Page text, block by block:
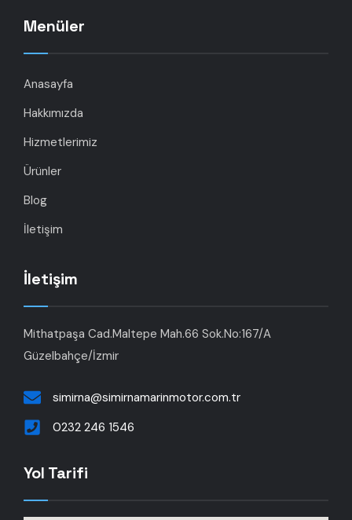
Menüler
Anasayfa
Hakkımızda
Hizmetlerimiz
Ürünler
Blog
İletişim
İletişim
Mithatpaşa Cad.Maltepe Mah.66 Sok.No:167/A
Güzelbahçe/İzmir
simirna@simirnamarinmotor.com.tr
0232 246 1546
Yol Tarifi